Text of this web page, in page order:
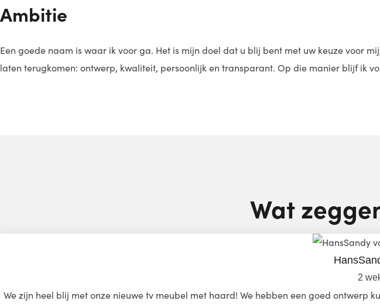
Ambitie
Een goede naam is waar ik voor ga. Het is mijn doel dat u blij bent met uw keuze voor
laten terugkomen: ontwerp, kwaliteit, persoonlijk en transparant. Op die manier blijf ik
Wat
2
We zijn heel blij met onze nieuwe tv meubel met haard! We hebben een goed ontwerp